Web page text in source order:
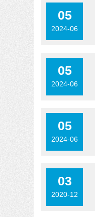
05
2024-06
05
2024-06
05
2024-06
03
2020-12